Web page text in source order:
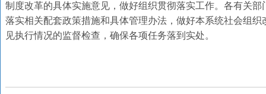
制度改革的具体实施意见，做好组织贯彻落实工作。各有关
落实相关配套政策措施和具体管理办法，做好本系统社会组
见执行情况的监督检查，确保各项任务落到实处。